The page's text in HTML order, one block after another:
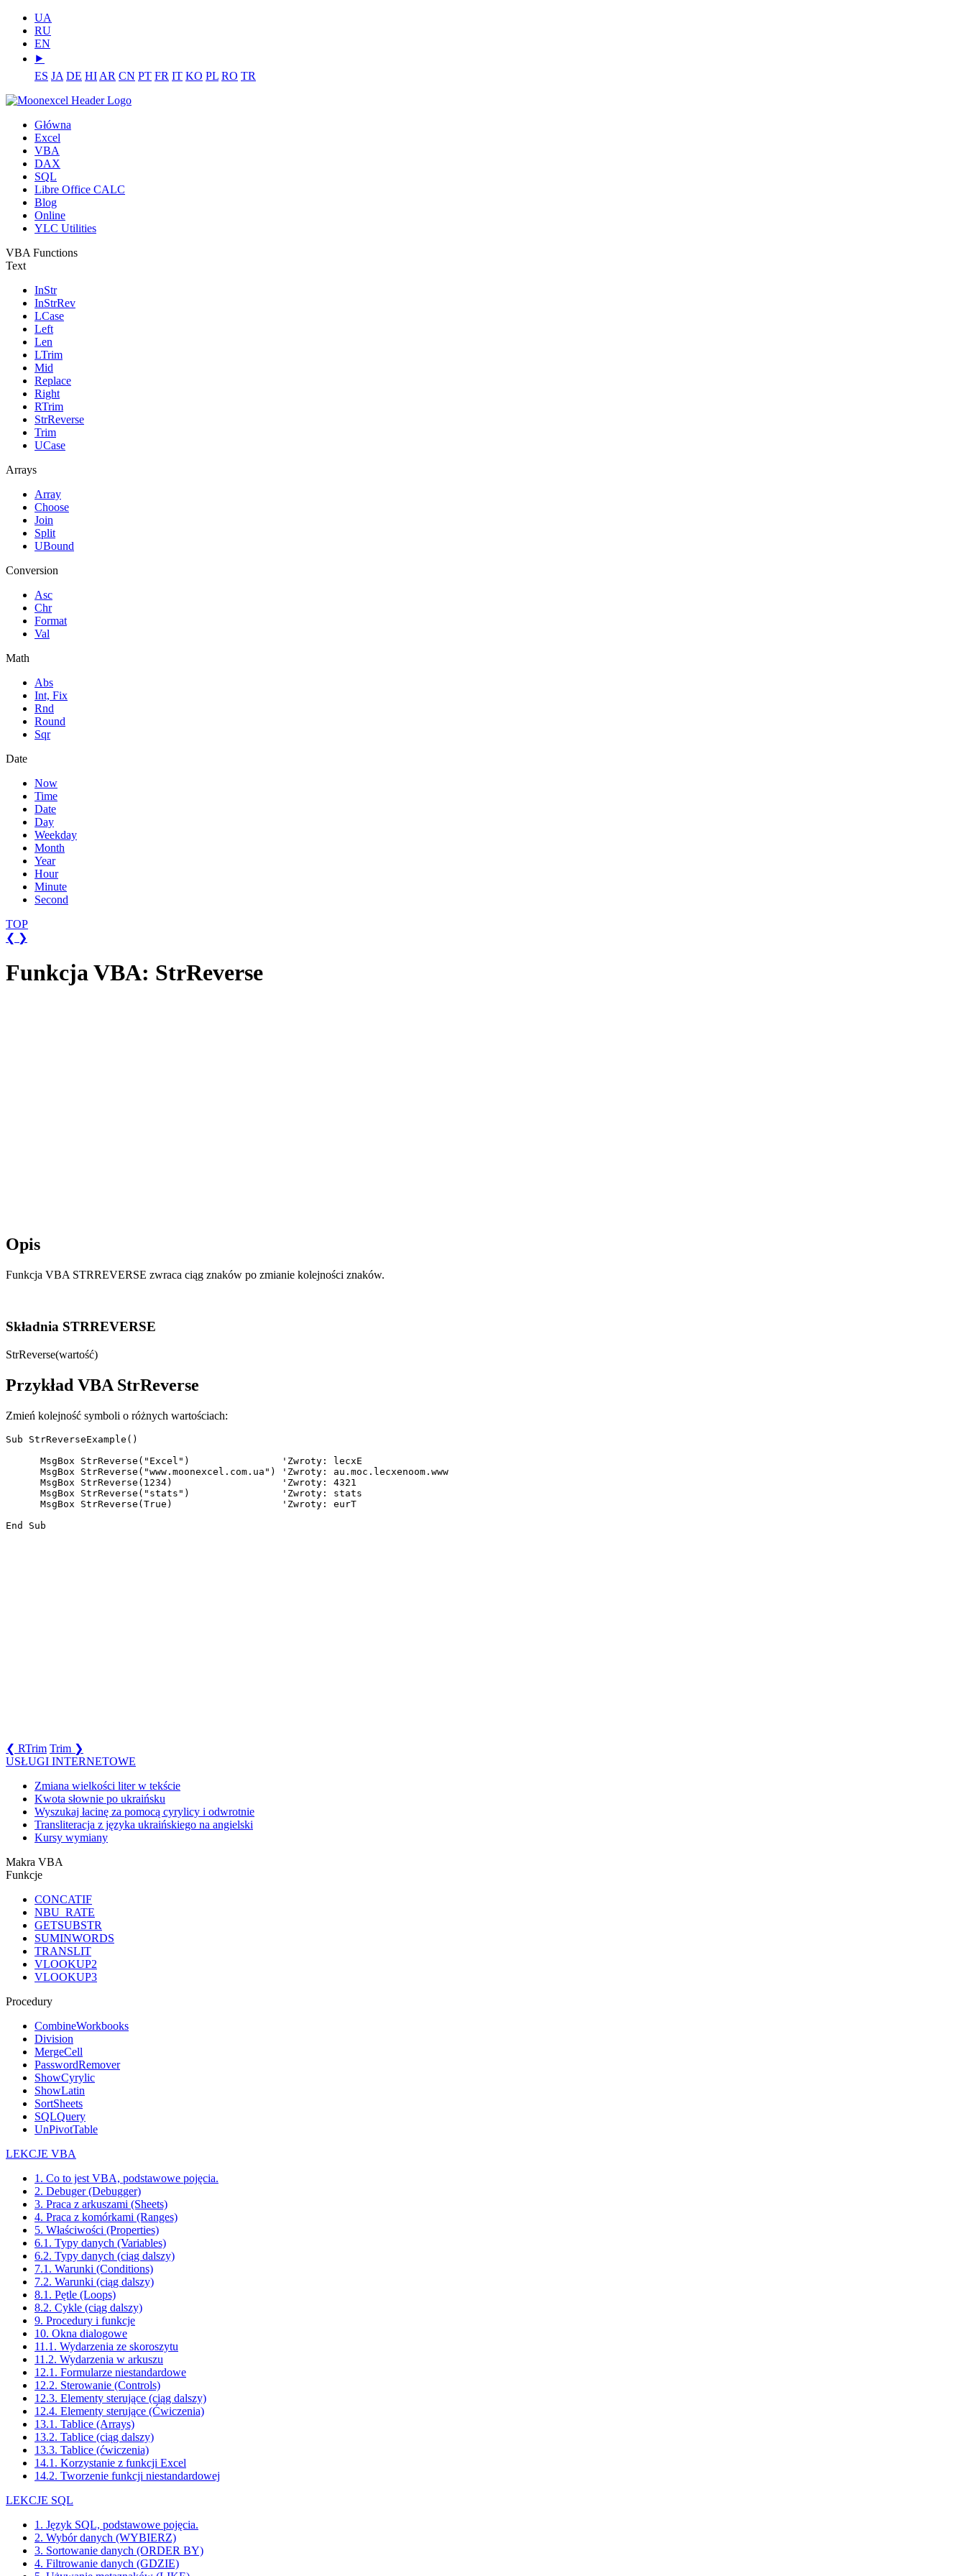
UA
RU
EN
⯈
ES JA DE HI AR CN PT FR IT KO PL RO TR
Główna
Excel
VBA
DAX
SQL
Libre Office CALC
Blog
Online
YLC Utilities
VBA Functions
Text
InStr
InStrRev
LCase
Left
Len
LTrim
Mid
Replace
Right
RTrim
StrReverse
Trim
UCase
Arrays
Array
Choose
Join
Split
UBound
Conversion
Asc
Chr
Format
Val
Math
Abs
Int, Fix
Rnd
Round
Sqr
Date
Now
Time
Date
Day
Weekday
Month
Year
Hour
Minute
Second
TOP
❮ ❯
Funkcja VBA: StrReverse
Opis
Funkcja VBA STRREVERSE zwraca ciąg znaków po zmianie kolejności znaków.
Składnia STRREVERSE
StrReverse(wartość)
Przykład VBA StrReverse
Zmień kolejność symboli o różnych wartościach:
Sub StrReverseExample()
      MsgBox StrReverse("Excel")                'Zwroty: lecxE
      MsgBox StrReverse("www.moonexcel.com.ua") 'Zwroty: au.moc.lecxenoom.www
      MsgBox StrReverse(1234)                   'Zwroty: 4321
      MsgBox StrReverse("stats")                'Zwroty: stats
      MsgBox StrReverse(True)                   'Zwroty: eurT
❮ RTrim Trim ❯
USŁUGI INTERNETOWE
Zmiana wielkości liter w tekście
Kwota słownie po ukraińsku
Wyszukaj łacinę za pomocą cyrylicy i odwrotnie
Transliteracja z języka ukraińskiego na angielski
Kursy wymiany
Makra VBA
Funkcje
CONCATIF
NBU_RATE
GETSUBSTR
SUMINWORDS
TRANSLIT
VLOOKUP2
VLOOKUP3
Procedury
CombineWorkbooks
Division
MergeCell
PasswordRemover
ShowCyrylic
ShowLatin
SortSheets
SQLQuery
UnPivotTable
LEKCJE VBA
1. Co to jest VBA, podstawowe pojęcia.
2. Debuger (Debugger)
3. Praca z arkuszami (Sheets)
4. Praca z komórkami (Ranges)
5. Właściwości (Properties)
6.1. Typy danych (Variables)
6.2. Typy danych (ciąg dalszy)
7.1. Warunki (Conditions)
7.2. Warunki (ciąg dalszy)
8.1. Pętle (Loops)
8.2. Cykle (ciąg dalszy)
9. Procedury i funkcje
10. Okna dialogowe
11.1. Wydarzenia ze skoroszytu
11.2. Wydarzenia w arkuszu
12.1. Formularze niestandardowe
12.2. Sterowanie (Controls)
12.3. Elementy sterujące (ciąg dalszy)
12.4. Elementy sterujące (Ćwiczenia)
13.1. Tablice (Arrays)
13.2. Tablice (ciąg dalszy)
13.3. Tablice (ćwiczenia)
14.1. Korzystanie z funkcji Excel
14.2. Tworzenie funkcji niestandardowej
LEKCJE SQL
1. Język SQL, podstawowe pojęcia.
2. Wybór danych (WYBIERZ)
3. Sortowanie danych (ORDER BY)
4. Filtrowanie danych (GDZIE)